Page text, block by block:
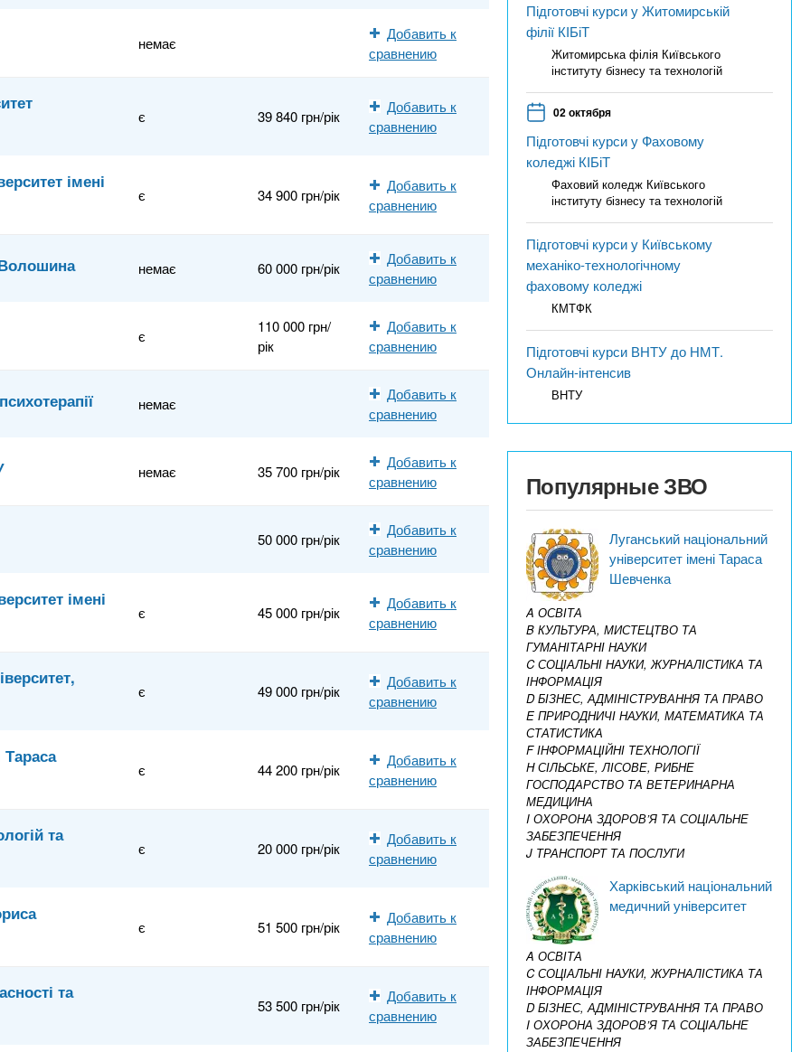
немає
Добавить к
сравнению
є 39 840 грн/рік
Добавить к
сравнению
імені
є 34 900 грн/рік
Добавить к
сравнению
Волошина немає 60 000 грн/рік
Добавить к
сравнению
є
110 000 грн/
рік
Добавить к
сравнению
немає
Добавить к
сравнению
немає 35 700 грн/рік
Добавить к
сравнению
50 000 грн/рік
Добавить к
сравнению
імені
є 45 000 грн/рік
Добавить к
сравнению
є 49 000 грн/рік
Добавить к
сравнению
Тараса
є 44 200 грн/рік
Добавить к
сравнению
та
є 20 000 грн/рік
Добавить к
сравнению
є 51 500 грн/рік
Добавить к
сравнению
та
53 500 грн/рік
Добавить к
сравнению
Підготовчі курси у Житомирській
філії КІБіТ
Житомирська філія Київського
інституту бізнесу та технологій
02 октября
Підготовчі курси у Фаховому
коледжі КІБіТ
Фаховий коледж Київського
інституту бізнесу та технологій
Підготовчі курси у Київському
механіко-технологічному
фаховому коледжі
КМТФК
Підготовчі курси ВНТУ до НМТ.
Онлайн-інтенсив
ВНТУ
Популярные ЗВО
Луганський національний
університет імені Тараса
Шевченка
A ОСВІТА
B КУЛЬТУРА, МИСТЕЦТВО ТА
ГУМАНІТАРНІ НАУКИ
C СОЦІАЛЬНІ НАУКИ, ЖУРНАЛІСТИКА ТА
ІНФОРМАЦІЯ
D БІЗНЕС, АДМІНІСТРУВАННЯ ТА ПРАВО
E ПРИРОДНИЧІ НАУКИ, МАТЕМАТИКА ТА
СТАТИСТИКА
F ІНФОРМАЦІЙНІ ТЕХНОЛОГІЇ
H СІЛЬСЬКЕ, ЛІСОВЕ, РИБНЕ
ГОСПОДАРСТВО ТА ВЕТЕРИНАРНА
МЕДИЦИНА
I ОХОРОНА ЗДОРОВ’Я ТА СОЦІАЛЬНЕ
ЗАБЕЗПЕЧЕННЯ
J ТРАНСПОРТ ТА ПОСЛУГИ
Харківський національний
медичний університет
A ОСВІТА
C СОЦІАЛЬНІ НАУКИ, ЖУРНАЛІСТИКА ТА
ІНФОРМАЦІЯ
D БІЗНЕС, АДМІНІСТРУВАННЯ ТА ПРАВО
I ОХОРОНА ЗДОРОВ’Я ТА СОЦІАЛЬНЕ
ЗАБЕЗПЕЧЕННЯ